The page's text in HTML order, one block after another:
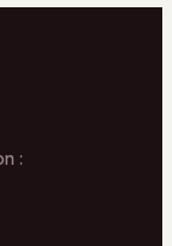
: